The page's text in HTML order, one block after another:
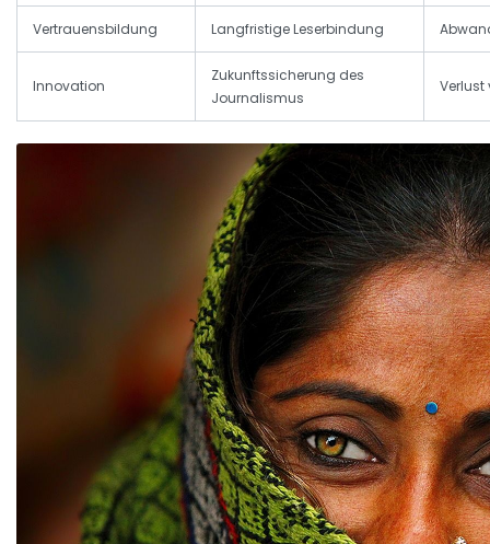
Vertrauensbildung Langfristige Leserbindung
Innovation
Zukunftssicherung des
Journalismus
Verlust